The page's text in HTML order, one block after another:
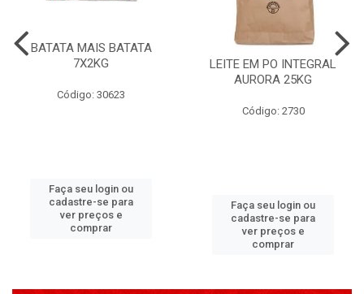
BATATA MAIS BATATA
7X2KG
Código: 30623
Faça seu login ou
cadastre-se para
ver preços e
comprar
LEITE EM PO INTEGRAL
AURORA 25KG
Código: 2730
Faça seu login ou
cadastre-se para
ver preços e
comprar